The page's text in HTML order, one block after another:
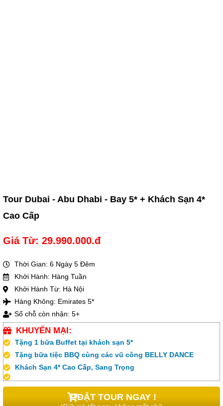
Tour Dubai - Abu Dhabi - Bay 5* + Khách Sạn 4*
Cao Cấp
Giá Từ: 29.990.000.đ
Thời Gian: 6 Ngày 5 Đêm
Khởi Hành: Hàng Tuần
Khởi Hành Từ: Hà Nội
Hàng Không: Emirates 5*
Số chỗ còn nhận: 5+
KHUYẾN MẠI:
Tặng 1 bữa Buffet tại khách sạn 5*
Tặng bữa tiệc BBQ cùng các vũ công BELLY DANCE
Khách Sạn 4* Cao Cấp, Sang Trọng
ĐẶT TOUR NGAY !